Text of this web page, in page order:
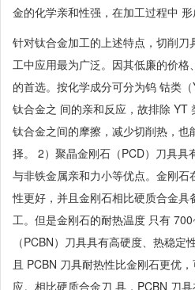
金的化学亲和性强，在加工过程中
针对钛合金加工的上述特点，切削
工中应用最为广泛。因其低廉的价
的首选。按化学成分可分为钨 钴类
钛合金之 间的亲和反应，故排除 YT
钛合金之间的摩擦，减少切削热，
择。 2）聚晶金刚石（PCD）刀具
与非铁金属亲和力小等优点。金刚
性更好，并且金刚石相比硬质合金
工。但是金刚石的耐热温度 只有
（PCBN）刀具具有高硬度、热稳
且 PCBN 刀具耐热性比金刚石更优
应。相比硬质合金刀 具，PCBN 刀